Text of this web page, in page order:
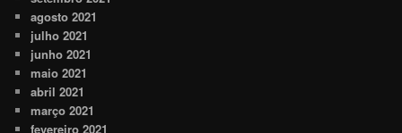
agosto 2021
julho 2021
junho 2021
maio 2021
abril 2021
março 2021
fevereiro 2021